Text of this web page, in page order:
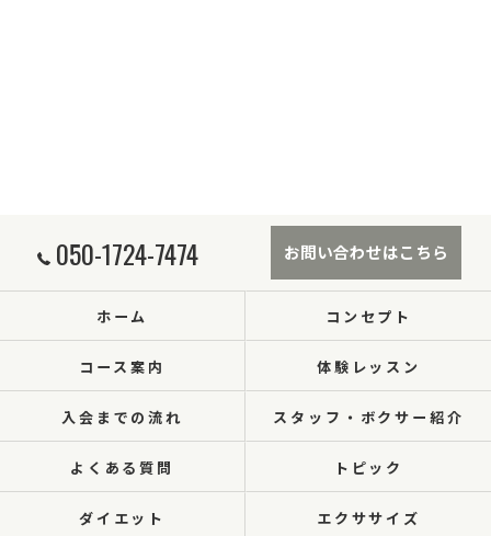
050-1724-7474 お問い合わせはこちら
ホーム コンセプト
コース案内 体験レッスン
入会までの流れ スタッフ・ボクサー紹介
よくある質問 トピック
ダイエット エクササイズ